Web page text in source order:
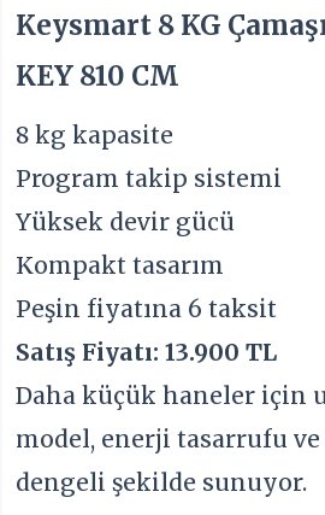
Keysmart 8 KG
KEY 810 CM
8 kg kapasite
Program takip sistemi
Yüksek devir gücü
Kompakt tasarım
Peşin fiyatına 6 taksit
Satış Fiyatı: 13.900 TL
Daha küçük haneler için
model, enerji tasarrufu
dengeli şekilde sunuyor.